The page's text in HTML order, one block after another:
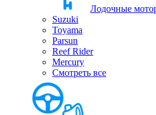
Лодочные
Suzuki
Toyama
Parsun
Reef Rider
Mercury
Смотреть все